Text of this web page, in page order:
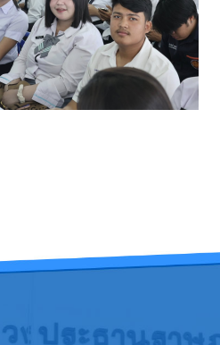
นื่องใน "วันงดสูบบุหรี่โลก"
ฐมนิเทศ เตรียมตัวให้พร้อมก่อนเริ่มต้นชีวิ